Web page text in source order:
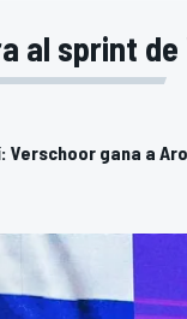
al sprint de
Verschoor gana a